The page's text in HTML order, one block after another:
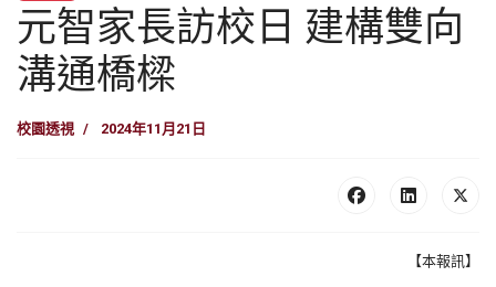
元智家長訪校日 建構雙向
溝通橋樑
校園透視 2024年11月21日
【本報訊】